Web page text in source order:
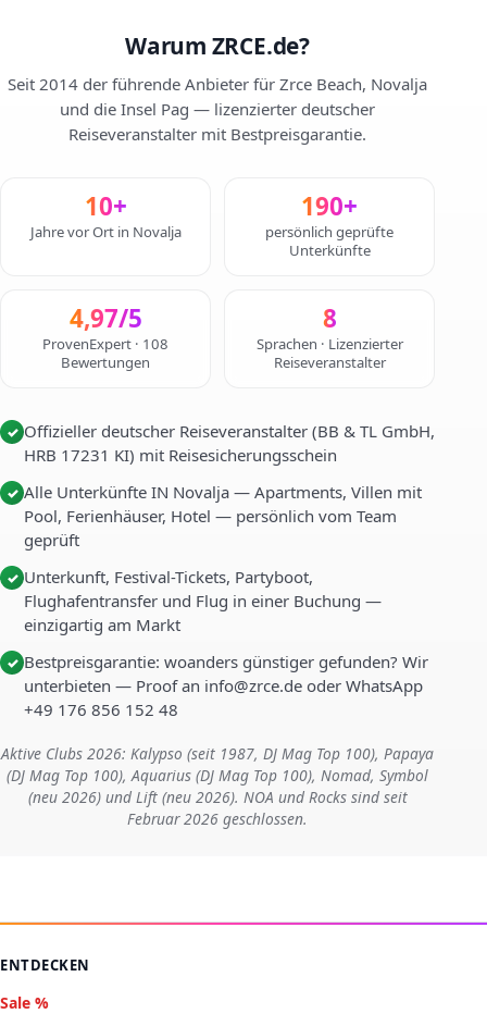
Warum ZRCE.de?
Seit 2014 der führende Anbieter für Zrce Beach, Novalja
und die Insel Pag — lizenzierter deutscher
Reiseveranstalter mit Bestpreisgarantie.
10+
Jahre vor Ort in Novalja
190+
persönlich geprüfte
Unterkünfte
4,97/5
ProvenExpert · 108
Bewertungen
8
Sprachen · Lizenzierter
Reiseveranstalter
✓ Offizieller deutscher Reiseveranstalter (BB & TL GmbH,
HRB 17231 KI) mit Reisesicherungsschein
✓ Alle Unterkünfte IN Novalja — Apartments, Villen mit
Pool, Ferienhäuser, Hotel — persönlich vom Team
geprüft
✓ Unterkunft, Festival-Tickets, Partyboot,
Flughafentransfer und Flug in einer Buchung —
einzigartig am Markt
✓ Bestpreisgarantie: woanders günstiger gefunden? Wir
unterbieten — Proof an info@zrce.de oder WhatsApp
+49 176 856 152 48
Aktive Clubs 2026: Kalypso (seit 1987, DJ Mag Top 100), Papaya
(DJ Mag Top 100), Aquarius (DJ Mag Top 100), Nomad, Symbol
(neu 2026) und Lift (neu 2026). NOA und Rocks sind seit
Februar 2026 geschlossen.
ENTDECKEN
Sale %